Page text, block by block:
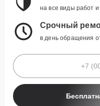
на все виды работ и
Срочный
в день обращения